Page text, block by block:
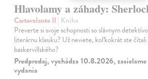
Hlavolamy a záhady:
Cartavolante Il | Kniha
Preverte si svoje schopnosti so slávnym
literárnu klasiku? Už neviete, koľkokrát ste čítali
baskervillského?
Predpredaj, vychádza 10.8.2026,
vydania